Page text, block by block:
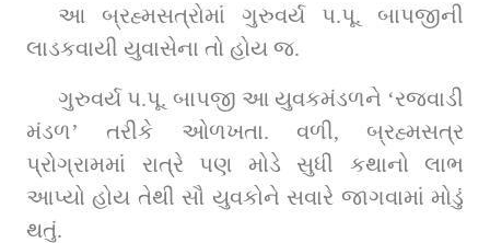
આ બ્રહ્મસત્રોમાં ગુરુવર્ય પ.પૂ. બાપજીની
લાડકવાયી યુવાસેના તો હોય જ.
ગુરુવર્ય પ.પૂ. બાપજી આ યુવકમંડળને ‘રજવાડી
મંડળ’ તરીકે ઓળખતા. વળી, બ્રહ્મસત્ર
પ્રોગ્રામમાં રાત્રે પણ મોડે સુધી કથાનો લાભ
આપ્યો હોય તેથી સૌ યુવકોને સવારે જાગવામાં મોડું
થતું.